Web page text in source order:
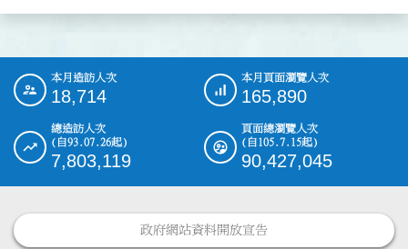
::: 本月造訪人次
18,714
本月頁面瀏覽人次
165,890
總造訪人次
(自93.07.26起)
7,803,119
頁面總瀏覽人次
(自105.7.15起)
90,427,045
政府網站資料開放宣告